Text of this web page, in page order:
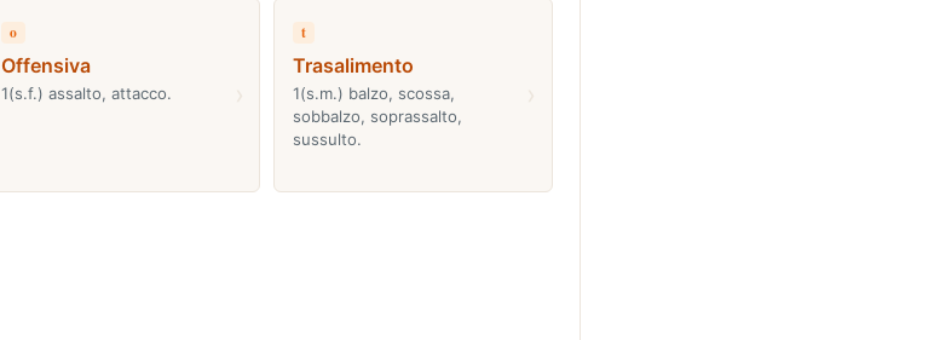
o
Offensiva
1(s.f.) assalto, attacco.
t
Trasalimento
1(s.m.) balzo, scossa,
sobbalzo, soprassalto,
sussulto.